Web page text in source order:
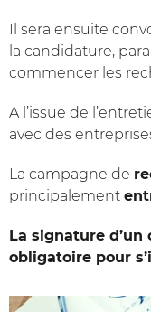
Il sera ensuite
la candidature,
commencer les
A l’issue de
avec des
La campagne de
principalement
La signature
obligatoire pour